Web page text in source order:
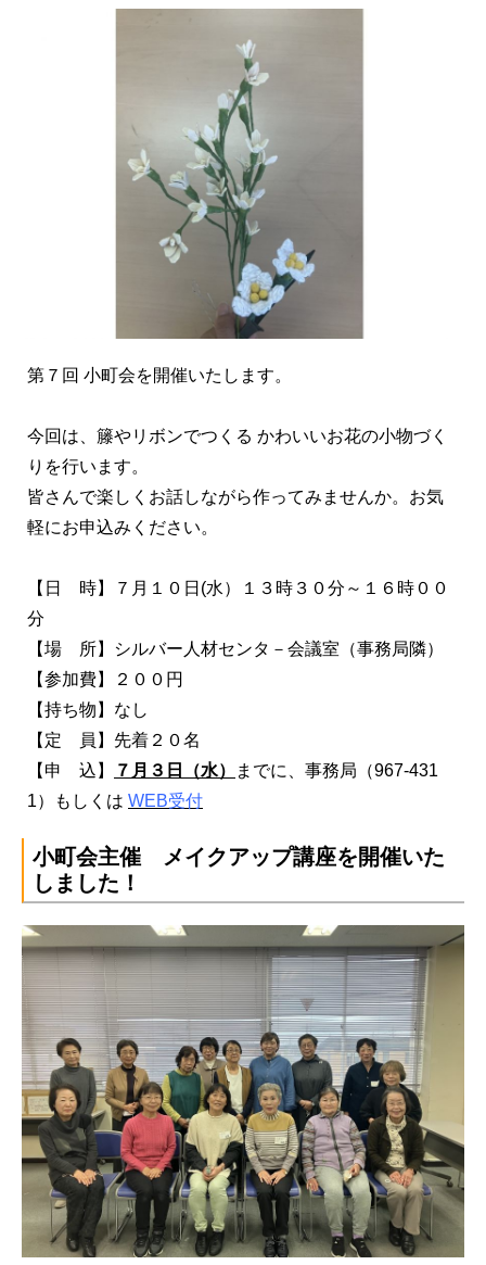
第７回 小町会を開催いたします。
今回は、籐やリボンでつくる かわいいお花の小物づく
りを行います。
皆さんで楽しくお話しながら作ってみませんか。お気
軽にお申込みください。
【日 時】７月１０日(水）１３時３０分～１６時００
分
【場 所】シルバー人材センタ－会議室（事務局隣）
【参加費】２００円
【持ち物】なし
【定 員】先着２０名
【申 込】
７ 月３日（水）
までに、事務局（967-431
1）もしくは WEB受付
小町会主催 メイクアップ講座を開催いた
しました！